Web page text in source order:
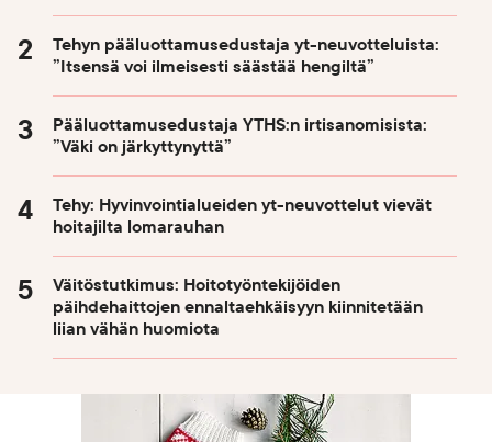
Tehyn pääluottamusedustaja yt-neuvotteluista:
”Itsensä voi ilmeisesti säästää hengiltä”
Pääluottamusedustaja YTHS:n irtisanomisista:
”Väki on järkyttynyttä”
Tehy: Hyvinvointialueiden yt-neuvottelut vievät
hoitajilta lomarauhan
Väitöstutkimus: Hoitotyöntekijöiden
päihdehaittojen ennaltaehkäisyyn kiinnitetään
liian vähän huomiota